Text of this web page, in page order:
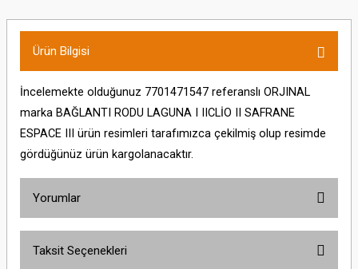
Ürün Bilgisi
İncelemekte olduğunuz 7701471547 referanslı ORJINAL
marka BAĞLANTI RODU LAGUNA I IICLİO II SAFRANE
ESPACE III ürün resimleri tarafımızca çekilmiş olup resimde
gördüğünüz ürün kargolanacaktır.
Yorumlar
Taksit Seçenekleri